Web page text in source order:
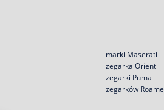
marki Maserati
zegarka Orient
zegarki Puma
zegarków